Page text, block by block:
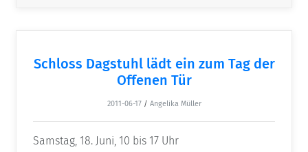
Schloss Dagstuhl lädt ein zum Tag der
Offenen Tür
2011-06-17 / Angelika Müller
Samstag, 18. Juni, 10 bis 17 Uhr